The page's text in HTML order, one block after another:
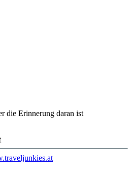
die Erinnerung daran ist